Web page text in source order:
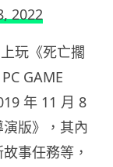
2022
玩《死亡擱
GAME
年 11 月 8
版》，其內
事任務等，